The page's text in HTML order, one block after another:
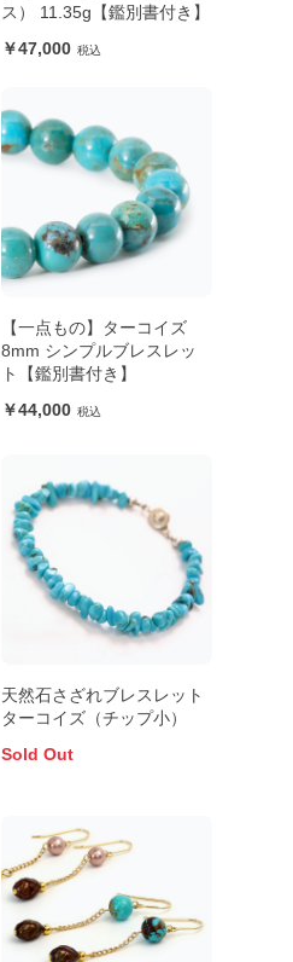
ス） 11.35g【鑑別書付き】
47,000
【一点もの】ターコイズ
8mm シンプルブレスレッ
ト【鑑別書付き】
44,000
天然石さざれブレスレット
ターコイズ（チップ小）
Sold Out